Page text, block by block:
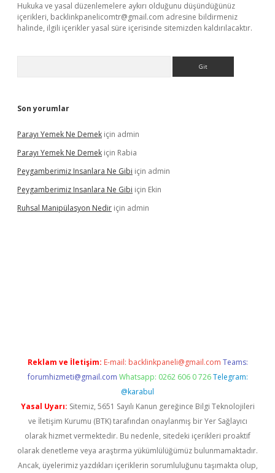
Hukuka ve yasal düzenlemelere aykırı olduğunu düşündüğünüz
içerikleri, backlinkpanelicomtr@gmail.com adresine bildirmeniz
halinde, ilgili içerikler yasal süre içerisinde sitemizden kaldırılacaktır.
Son yorumlar
Parayı Yemek Ne Demek için admin
Parayı Yemek Ne Demek için Rabia
Peygamberimiz Insanlara Ne Gibi için admin
Peygamberimiz Insanlara Ne Gibi için Ekin
Ruhsal Manipülasyon Nedir için admin
Reklam ve İletişim: E-mail: backlinkpaneli@gmail.com Teams:
forumhizmeti@gmail.com Whatsapp: 0262 606 0 726 Telegram:
@karabul
Yasal Uyarı: Sitemiz, 5651 Sayılı Kanun gereğince Bilgi Teknolojileri
ve İletişim Kurumu (BTK) tarafından onaylanmış bir Yer Sağlayıcı
olarak hizmet vermektedir. Bu nedenle, sitedeki içerikleri proaktif
olarak denetleme veya araştırma yükümlülüğümüz bulunmamaktadır.
Ancak, üyelerimiz yazdıkları içeriklerin sorumluluğunu taşımakta olup,